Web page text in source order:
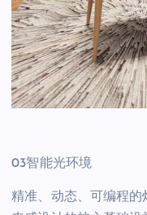
03智能光环境
精准、动态、可编程